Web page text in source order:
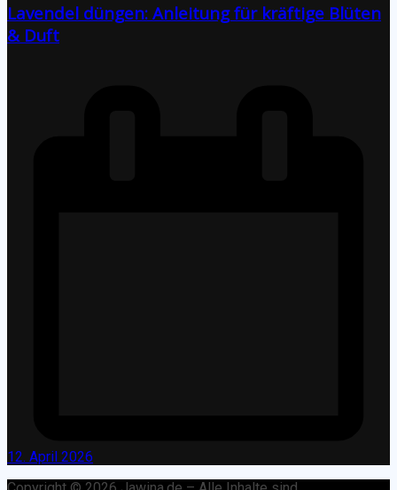
Lavendel düngen: Anleitung für kräftige Blüten
& Duft
12. April 2026